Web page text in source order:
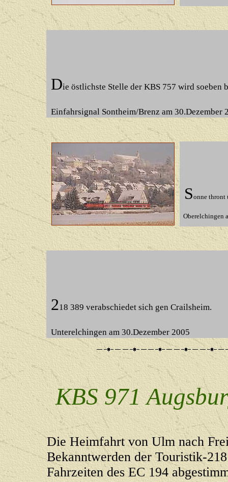
Die östlichste Stelle der KBS 757 wird soeben
Einfahrsignal Sontheim/Brenz am 30.Dezember
Sonne thront
Oberelchingen
218 389 verabschiedet sich gen Crailsheim.
Unterelchingen am 30.Dezember 2005
KBS 971
Die Heimfahrt von Ulm nach
Bekanntwerden der Touristik-
Fahrzeiten des EC 194